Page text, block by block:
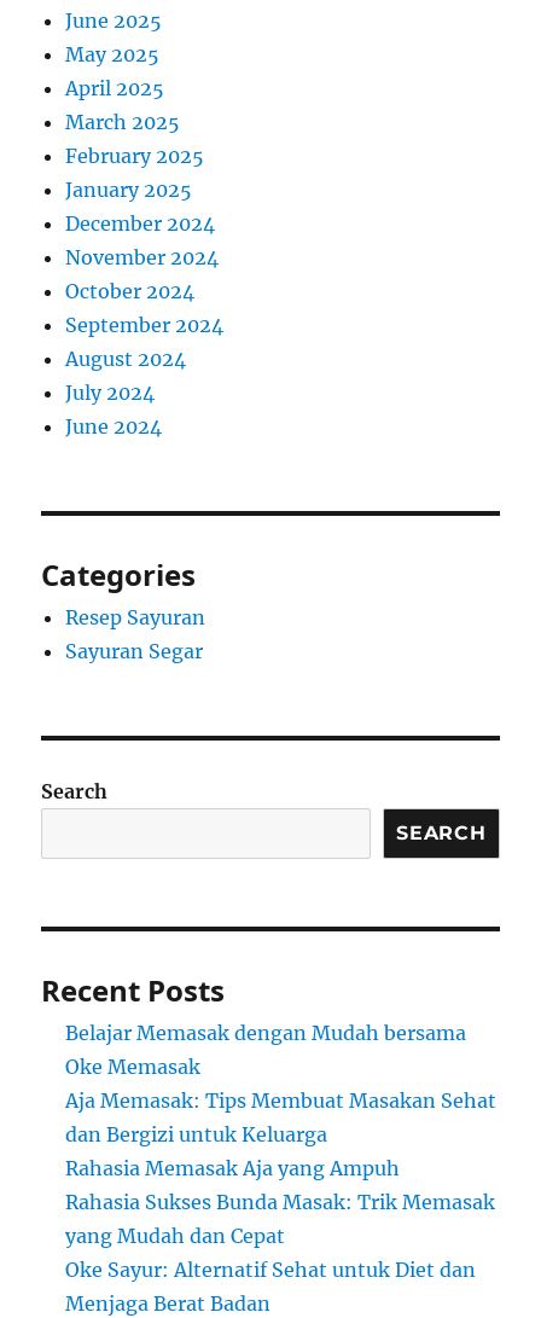
June 2025
May 2025
April 2025
March 2025
February 2025
January 2025
December 2024
November 2024
October 2024
September 2024
August 2024
July 2024
June 2024
Categories
Resep Sayuran
Sayuran Segar
Search
SEARCH
Recent Posts
Belajar Memasak dengan Mudah bersama
Oke Memasak
Aja Memasak: Tips Membuat Masakan Sehat
dan Bergizi untuk Keluarga
Rahasia Memasak Aja yang Ampuh
Rahasia Sukses Bunda Masak: Trik Memasak
yang Mudah dan Cepat
Oke Sayur: Alternatif Sehat untuk Diet dan
Menjaga Berat Badan